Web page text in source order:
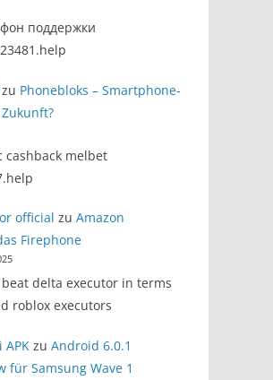
поддержки
zu Phonebloks – Smartphone-
cashback melbet
official zu Amazon
Firephone
delta executor in terms
roblox executors
APKzu Android 6.0.1
für Samsung Wave 1